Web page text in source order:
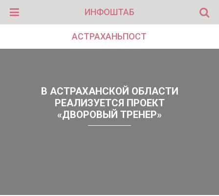
ИНФОШТАБ
АСТРАХАНЬПОСТ
В АСТРАХАНСКОЙ ОБЛАСТИ
РЕАЛИЗУЕТСЯ ПРОЕКТ
«ДВОРОВЫЙ ТРЕНЕР»